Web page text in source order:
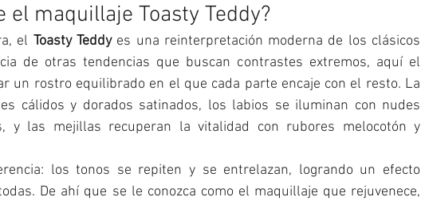
el maquillaje Toasty Teddy?
el Toasty Teddy es una reinterpretación moderna de los clásicos
de otras tendencias que buscan contrastes extremos, aquí el
un rostro equilibrado en el que cada parte encaje con el resto. La
cálidos y dorados satinados, los labios se iluminan con nudes
y las mejillas recuperan la vitalidad con rubores melocotón y
los tonos se repiten y se entrelazan, logrando un efecto
De ahí que se le conozca como el maquillaje que rejuvenece,